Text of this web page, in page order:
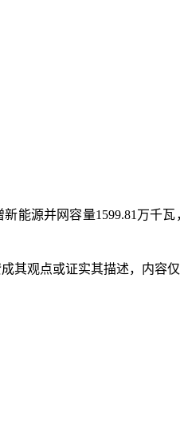
能源并网容量1599.81万千
观点或证实其描述，内容